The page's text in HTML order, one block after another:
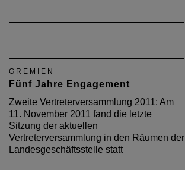
GREMIEN
Fünf Jahre Engagement
Zweite Vertreterversammlung 2011: Am
11. November 2011 fand die letzte
Sitzung der aktuellen
Vertreterversammlung in den Räumen der
Landesgeschäftsstelle statt